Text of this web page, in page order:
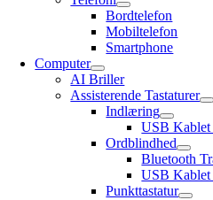
Bordtelefon
Mobiltelefon
Smartphone
Computer
AI Briller
Assisterende Tastaturer
Indlæring
USB
Ordblindhed
Bluetooth
USB
Punkttastatur